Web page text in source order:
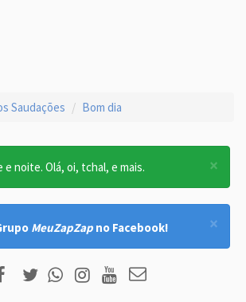
Saudações Bom dia
×
e noite. Olá, oi, tchal, e mais.
×
MeuZapZap no Facebook!